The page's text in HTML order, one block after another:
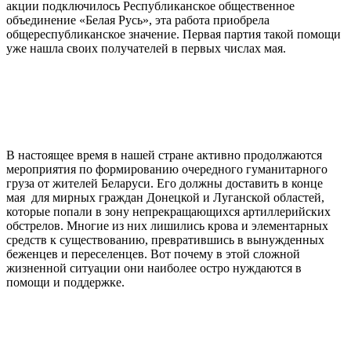
акции подключилось Республиканское общественное
объединение «Белая Русь», эта работа приобрела
общереспубликанское значение. Первая партия такой помощи
уже нашла своих получателей в первых числах мая.
В настоящее время в нашей стране активно продолжаются
мероприятия по формированию очередного гуманитарного
груза от жителей Беларуси. Его должны доставить в конце
мая для мирных граждан Донецкой и Луганской областей,
которые попали в зону непрекращающихся артиллерийских
обстрелов. Многие из них лишились крова и элементарных
средств к существованию, превратившись в вынужденных
беженцев и переселенцев. Вот почему в этой сложной
жизненной ситуации они наиболее остро нуждаются в
помощи и поддержке.